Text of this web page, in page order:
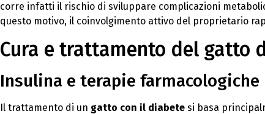
corre infatti il rischio di sviluppare complicazioni
questo motivo, il coinvolgimento attivo del proprietario
Cura e trattamento del gatto
Insulina e terapie
Il trattamento di un gatto con il diabete si basa